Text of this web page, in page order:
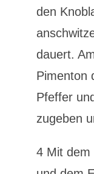
den
dauert.
Pimenton
Pfeffer
zugeben
4 Mit dem